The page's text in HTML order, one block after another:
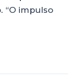
“O impulso